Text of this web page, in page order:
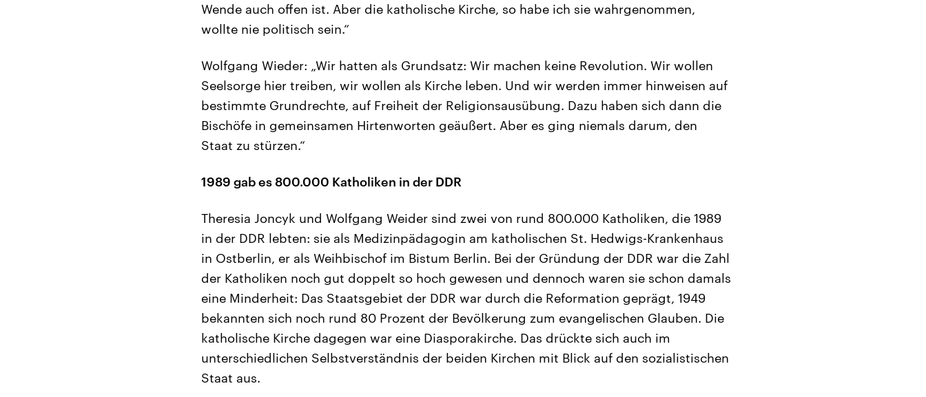
Wende auch offen ist. Aber die katholische Kirche, so habe ich sie wahrgenommen,
wollte nie politisch sein.“
Wolfgang Wieder: „Wir hatten als Grundsatz: Wir machen keine Revolution. Wir wollen
Seelsorge hier treiben, wir wollen als Kirche leben. Und wir werden immer hinweisen auf
bestimmte Grundrechte, auf Freiheit der Religionsausübung. Dazu haben sich dann die
Bischöfe in gemeinsamen Hirtenworten geäußert. Aber es ging niemals darum, den
Staat zu stürzen.“
1989 gab es 800.000 Katholiken in der DDR
Theresia Joncyk und Wolfgang Weider sind zwei von rund 800.000 Katholiken, die 1989
in der DDR lebten: sie als Medizinpädagogin am katholischen St. Hedwigs-Krankenhaus
in Ostberlin, er als Weihbischof im Bistum Berlin. Bei der Gründung der DDR war die Zahl
der Katholiken noch gut doppelt so hoch gewesen und dennoch waren sie schon damals
eine Minderheit: Das Staatsgebiet der DDR war durch die Reformation geprägt, 1949
bekannten sich noch rund 80 Prozent der Bevölkerung zum evangelischen Glauben. Die
katholische Kirche dagegen war eine Diasporakirche. Das drückte sich auch im
unterschiedlichen Selbstverständnis der beiden Kirchen mit Blick auf den sozialistischen
Staat aus.